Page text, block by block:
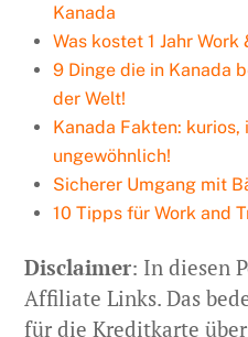
Kanada
Was kostet 1 Jahr Work
9 Dinge die in Kanada
der Welt!
Kanada Fakten: kurios,
ungewöhnlich!
Sicherer Umgang mit
10 Tipps für Work and
Disclaimer: In diesen
Affiliate Links. Das
für die Kreditkarte